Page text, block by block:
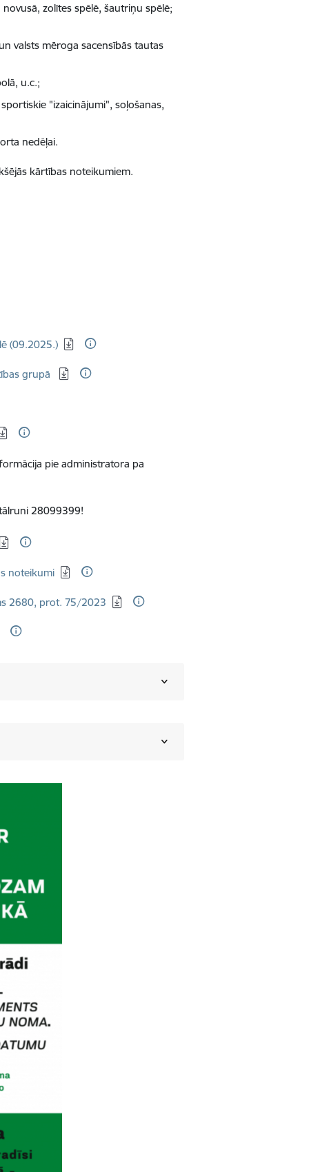
zolītes spēlē, šautriņu spēlē;
valsts mēroga sacensībās tautas
u.c.;
"izaicinājumi", soļošanas,
nedēļai.
kārtības noteikumiem.
(09.2025.)
grupā
pie administratora pa
28099399!
noteikumi
2680, prot. 75/2023